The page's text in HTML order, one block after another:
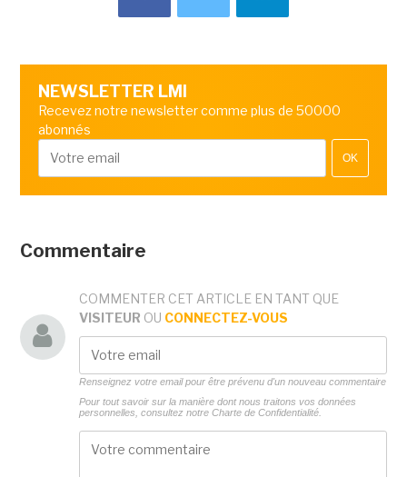
NEWSLETTER LMI
Recevez notre newsletter comme plus de 50000
abonnés
OK
Commentaire
COMMENTER CET ARTICLE EN TANT QUE
VISITEUR OU CONNECTEZ-VOUS
Renseignez votre email pour être prévenu d'un nouveau commentaire
Pour tout savoir sur la manière dont nous traitons vos données
personnelles, consultez notre Charte de Confidentialité.